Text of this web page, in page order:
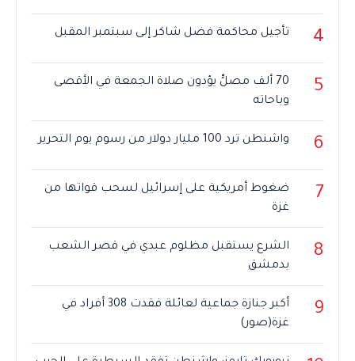
4 تأجيل محاكمة فضل شاكر إلى سبتمبر المقبل
5
70 ألف مصلٍّ يؤدون صلاة الجمعة في الأقصى
وباحاته
6 واشنطن ترد 100 مليار دولار من رسوم يوم التحرير
7
ضغوط أمريكية على إسرائيل لسحب قواتها من
غزة
8
الشرع يستقبل مظلوم عبدي في قصر الشعب
بدمشق
9
أكبر جنازة جماعية لعائلة فقدت 308 أفراد في
غزة(صور)